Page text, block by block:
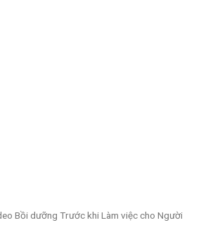
Bồi dưỡng Trước khi Làm việc cho Người